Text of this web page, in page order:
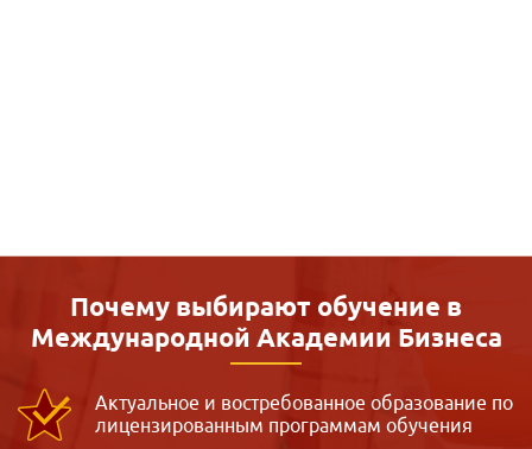
Почему выбирают обучение в
Международной Академии Бизнеса
Актуальное и востребованное образование по
лицензированным программам обучения